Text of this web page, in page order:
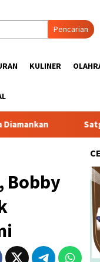
Pencarian
KULINER
PRR Pacu
Bobby